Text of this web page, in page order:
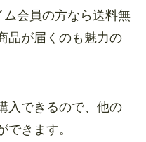
会員の方なら送料無
品が届くのも魅力の
入できるので、他の
できます。